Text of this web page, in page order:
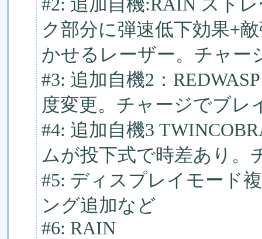
#2: 追加自機:RAIN スト
ク部分に弾速低下効果+
かせるレーザー。チャー
#3: 追加自機2：
度変更。チャージでブレ
#4: 追加自機3
ムが投下式で時差あり。
#5: ディスプレイモード
ング追加など
#6: RAIN